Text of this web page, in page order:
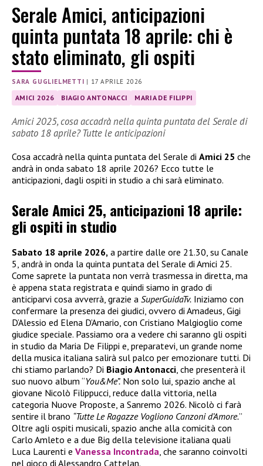
Serale Amici, anticipazioni
quinta puntata 18 aprile: chi è
stato eliminato, gli ospiti
SARA GUGLIELMETTI | 17 APRILE 2026
AMICI 2026 BIAGIO ANTONACCI MARIA DE FILIPPI
Amici 2025, cosa accadrà nella quinta puntata del Serale di
sabato 18 aprile? Tutte le anticipazioni
Cosa accadrà nella quinta puntata del Serale di Amici 25 che
andrà in onda sabato 18 aprile 2026? Ecco tutte le
anticipazioni, dagli ospiti in studio a chi sarà eliminato.
Serale Amici 25, anticipazioni 18 aprile:
gli ospiti in studio
Sabato 18 aprile 2026, a partire dalle ore 21.30, su Canale
5, andrà in onda la quinta puntata del Serale di Amici 25.
Come saprete la puntata non verrà trasmessa in diretta, ma
è appena stata registrata e quindi siamo in grado di
anticiparvi cosa avverrà, grazie a SuperGuidaTv. Iniziamo con
confermare la presenza dei giudici, ovvero di Amadeus, Gigi
D’Alessio ed Elena D’Amario, con Cristiano Malgioglio come
giudice speciale. Passiamo ora a vedere chi saranno gli ospiti
in studio da Maria De Filippi e, preparatevi, un grande nome
della musica italiana salirà sul palco per emozionare tutti. Di
chi stiamo parlando? Di Biagio Antonacci , che presenterà il
suo nuovo album “You&Me”. Non solo lui, spazio anche al
giovane Nicolò Filippucci, reduce dalla vittoria, nella
categoria Nuove Proposte, a Sanremo 2026. Nicolò ci farà
sentire il brano “Tutte Le Ragazze Vogliono Canzoni d’Amore.”
Oltre agli ospiti musicali, spazio anche alla comicità con
Carlo Amleto e a due Big della televisione italiana quali
Luca Laurenti e Vanessa Incontrada , che saranno coinvolti
nel gioco di Alessandro Cattelan.